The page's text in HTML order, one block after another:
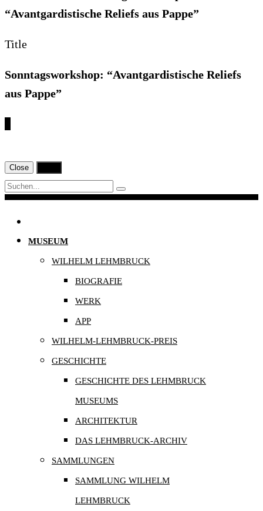
“Avantgardistische Reliefs aus Pappe”
Title
Sonntagsworkshop: “Avantgardistische Reliefs
aus Pappe”
Close
Navigation
MUSEUM
WILHELM LEHMBRUCK
BIOGRAFIE
WERK
APP
WILHELM-LEHMBRUCK-PREIS
GESCHICHTE
GESCHICHTE DES LEHMBRUCK
MUSEUMS
ARCHITEKTUR
DAS LEHMBRUCK-ARCHIV
SAMMLUNGEN
SAMMLUNG WILHELM
LEHMBRUCK